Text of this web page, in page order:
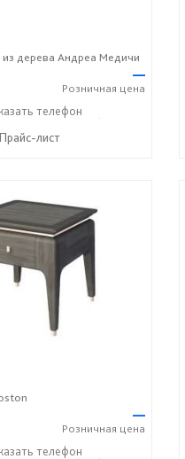
дерева Андреа Медичи
—
Розничная цена
42 ☎+7 (928) 158-33-84
телефон
Прайс-лист
—
Розничная цена
42 ☎+7 (928) 158-33-84
телефон